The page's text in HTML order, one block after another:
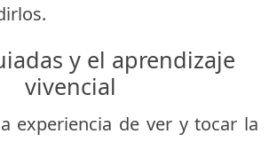
y el aprendizaje
vivencial
experiencia de ver y tocar la